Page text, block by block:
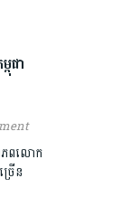
ជា
ភពលោក
ើន